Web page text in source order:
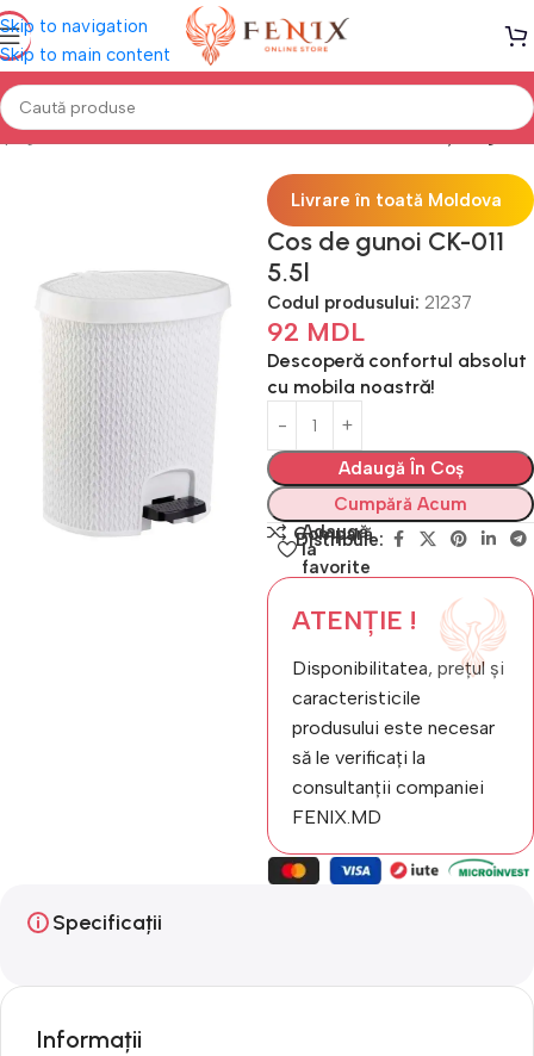
Skip to navigation
Skip to main content
pagină Mobilă BUCĂTĂRIE Alte acesorii bucătărie Coș de gunoi
Livrare în toată Moldova
Cos de gunoi CK-011
5.5l
Codul produsului: 21237
92 MDL
Descoperă confortul absolut
cu mobila noastră!
Adaugă În Coș
Cumpără Acum
Compară
Adaugă
la
favorite
Distribuie:
ATENȚIE !
Disponibilitatea, prețul și
caracteristicile
produsului este necesar
să le verificați la
consultanții companiei
FENIX.MD
Specificații
Informații